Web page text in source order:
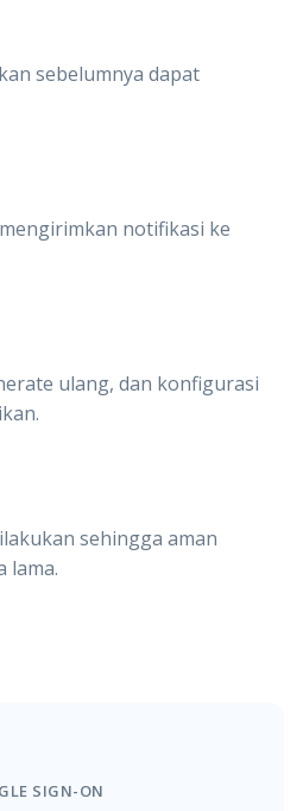
sebelumnya dapat
notifikasi ke
ulang, dan konfigurasi
sehingga aman
lama.
SIGN-ON